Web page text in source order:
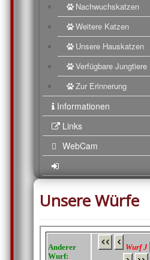
Nachwuchskatzen
Weitere Katzen
Unsere Hauskatzen
Verfügbare Jungtiere
Zur Erinnerung
Informationen
Links
WebCam
Unsere Würfe